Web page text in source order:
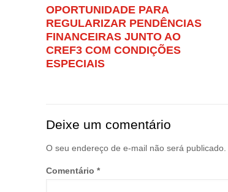
OPORTUNIDADE PARA
REGULARIZAR PENDÊNCIAS
FINANCEIRAS JUNTO AO
CREF3 COM CONDIÇÕES
ESPECIAIS
Deixe um comentário
O seu endereço de e-mail não será publicado.
Comentário *